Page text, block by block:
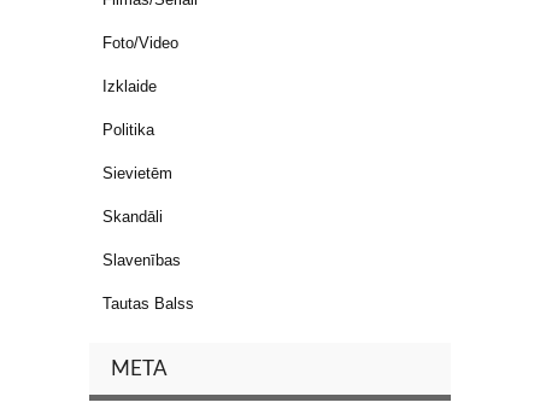
Foto/Video
Izklaide
Politika
Sievietēm
Skandāli
Slavenības
Tautas Balss
META